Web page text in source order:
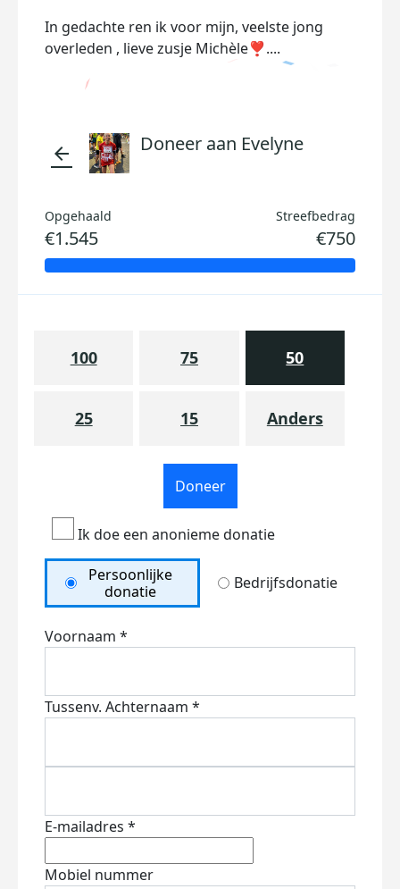
In gedachte ren ik voor mijn, veelste jong
overleden , lieve zusje Michèle❣....
arrow_back Doneer aan Evelyne
Opgehaald
€1.545
Streefbedrag
€750
100 75 50
25 15 Anders
Doneer
Ik doe een anonieme donatie
Persoonlijke
donatie
Bedrijfsdonatie
Voornaam *
Tussenv. Achternaam *
E-mailadres *
Mobiel nummer